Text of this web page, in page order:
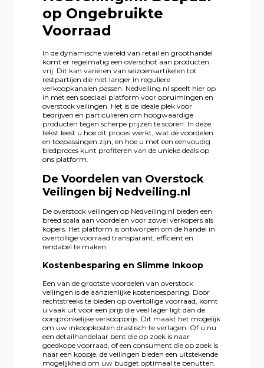
op Ongebruikte
Voorraad
In de dynamische wereld van retail en groothandel
komt er regelmatig een overschot aan producten
vrij. Dit kan variëren van seizoensartikelen tot
restpartijen die niet langer in reguliere
verkoopkanalen passen. Nedveiling.nl speelt hier op
in met een speciaal platform voor opruimingen en
overstock veilingen. Het is de ideale plek voor
bedrijven en particulieren om hoogwaardige
producten tegen scherpe prijzen te scoren. In deze
tekst leest u hoe dit proces werkt, wat de voordelen
en toepassingen zijn, en hoe u met een eenvoudig
biedproces kunt profiteren van de unieke deals op
ons platform.
De Voordelen van Overstock
Veilingen bij Nedveiling.nl
De overstock veilingen op Nedveiling.nl bieden een
breed scala aan voordelen voor zowel verkopers als
kopers. Het platform is ontworpen om de handel in
overtollige voorraad transparant, efficiënt en
rendabel te maken.
Kostenbesparing en Slimme Inkoop
Een van de grootste voordelen van overstock
veilingen is de aanzienlijke kostenbesparing. Door
rechtstreeks te bieden op overtollige voorraad, komt
u vaak uit voor een prijs die veel lager ligt dan de
oorspronkelijke verkoopprijs. Dit maakt het mogelijk
om uw inkoopkosten drastisch te verlagen. Of u nu
een detailhandelaar bent die op zoek is naar
goedkope voorraad, of een consument die op zoek is
naar een koopje, de veilingen bieden een uitstekende
mogelijkheid om uw budget optimaal te benutten.